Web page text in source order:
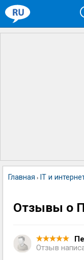
Главная › IT и
Отзывы о
Отзыв